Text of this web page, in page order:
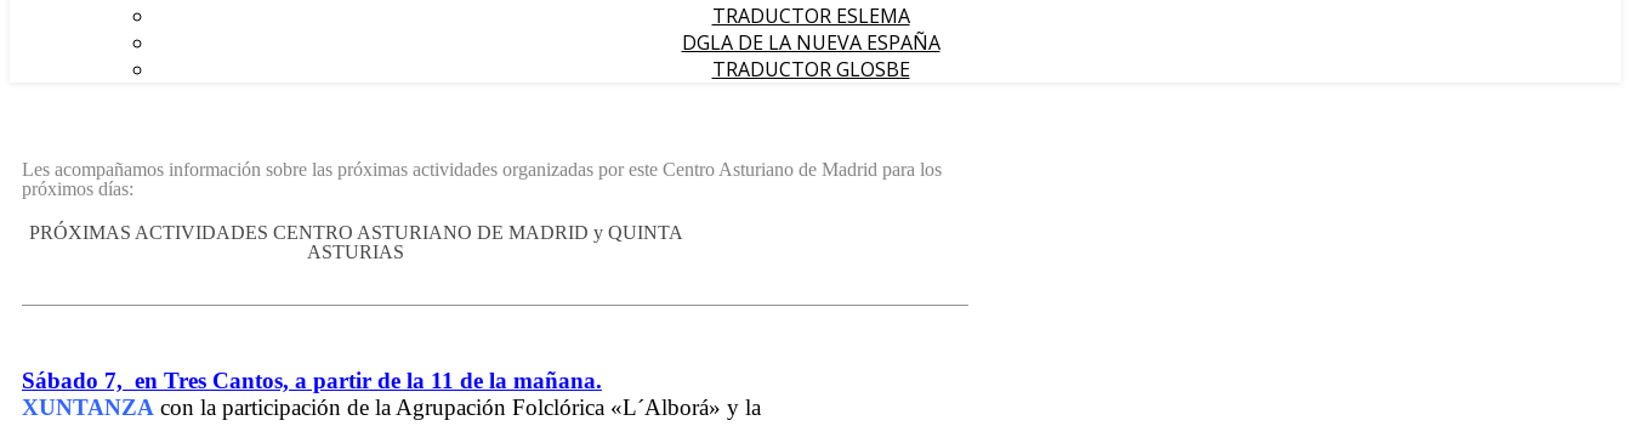
TRADUCTOR ESLEMA
DGLA DE LA NUEVA ESPAÑA
TRADUCTOR GLOSBE
Les acompañamos información sobre las próximas actividades organizadas por este Centro Asturiano de Madrid para los
próximos días:
PRÓXIMAS ACTIVIDADES CENTRO ASTURIANO DE MADRID y QUINTA
ASTURIAS
Sábado 7, en Tres Cantos, a partir de la 11 de la mañana.
XUNTANZA con la participación de la Agrupación Folclórica «L´Alborá» y la